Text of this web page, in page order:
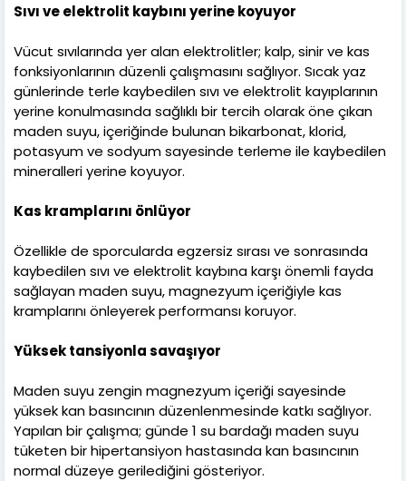
Sıvı ve elektrolit kaybını yerine koyuyor
Vücut sıvılarında yer alan elektrolitler; kalp, sinir ve kas
fonksiyonlarının düzenli çalışmasını sağlıyor. Sıcak yaz
günlerinde terle kaybedilen sıvı ve elektrolit kayıplarının
yerine konulmasında sağlıklı bir tercih olarak öne çıkan
maden suyu, içeriğinde bulunan bikarbonat, klorid,
potasyum ve sodyum sayesinde terleme ile kaybedilen
mineralleri yerine koyuyor.
Kas kramplarını önlüyor
Özellikle de sporcularda egzersiz sırası ve sonrasında
kaybedilen sıvı ve elektrolit kaybına karşı önemli fayda
sağlayan maden suyu, magnezyum içeriğiyle kas
kramplarını önleyerek performansı koruyor.
Yüksek tansiyonla savaşıyor
Maden suyu zengin magnezyum içeriği sayesinde
yüksek kan basıncının düzenlenmesinde katkı sağlıyor.
Yapılan bir çalışma; günde 1 su bardağı maden suyu
tüketen bir hipertansiyon hastasında kan basıncının
normal düzeye gerilediğini gösteriyor.